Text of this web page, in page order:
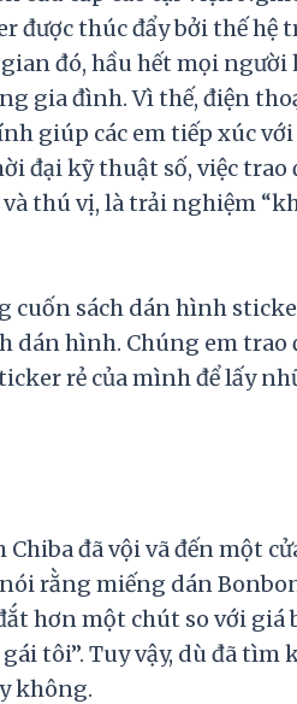
được thúc đẩy bởi thế hệ
đó, hầu hết mọi người
gia đình. Vì thế, điện
giúp các em tiếp xúc
đại kỹ thuật số, việc
thú vị, là trải nghiệm
cuốn sách dán hình
dán hình. Chúng em
rẻ của mình để lấy
đã vội vã đến một
rằng miếng dán
hơn một chút so với giá
tôi”. Tuy vậy, dù đã tìm
không.